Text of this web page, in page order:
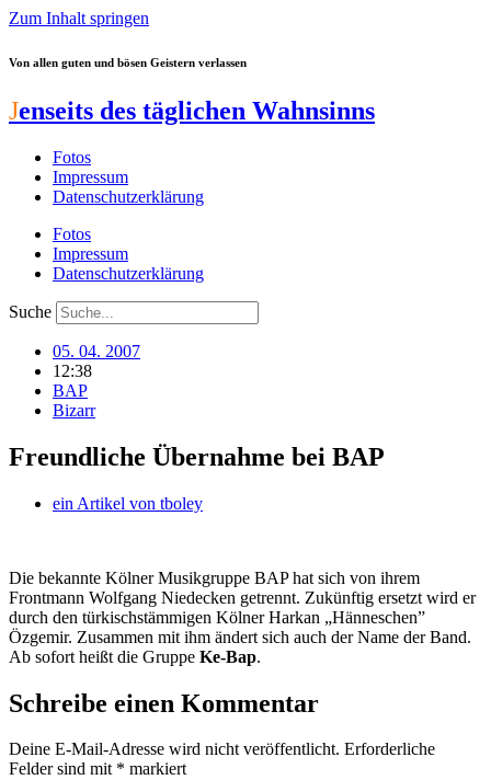
Zum Inhalt springen
Von allen guten und bösen Geistern verlassen
Jenseits des täglichen Wahnsinns
Fotos
Impressum
Datenschutzerklärung
Fotos
Impressum
Datenschutzerklärung
Suche
05. 04. 2007
12:38
BAP
Bizarr
Freundliche Übernahme bei BAP
ein Artikel von tboley
Die bekannte Kölner Musikgruppe BAP hat sich von ihrem
Frontmann Wolfgang Niedecken getrennt. Zukünftig ersetzt wird er
durch den türkischstämmigen Kölner Harkan „Hänneschen”
Özgemir. Zusammen mit ihm ändert sich auch der Name der Band.
Ab sofort heißt die Gruppe Ke-Bap.
Schreibe einen Kommentar
Deine E-Mail-Adresse wird nicht veröffentlicht. Erforderliche
Felder sind mit * markiert